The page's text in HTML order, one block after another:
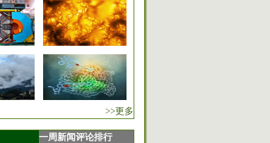
>>更多
一周新闻评论排行